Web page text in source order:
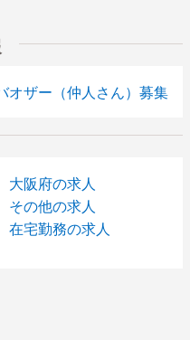
オザー（仲人さん）募集
大阪府の求人
その他の求人
在宅勤務の求人